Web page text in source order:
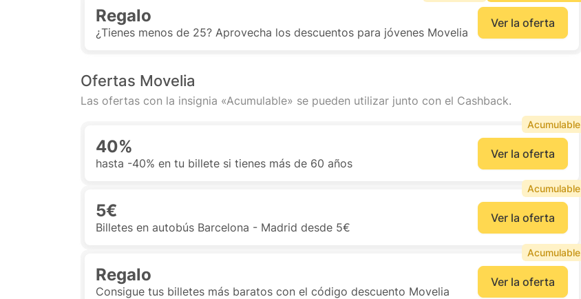
Regalo
¿Tienes menos de 25? Aprovecha los descuentos para jóvenes Movelia
Ver la oferta
Ofertas Movelia
Las ofertas con la insignia «Acumulable» se pueden utilizar junto con el Cashback.
40%
hasta -40% en tu billete si tienes más de 60 años
Ver la oferta
Acumulable
5€
Billetes en autobús Barcelona - Madrid desde 5€
Ver la oferta
Acumulable
Regalo
Consigue tus billetes más baratos con el código descuento Movelia
Ver la oferta
Acumulable